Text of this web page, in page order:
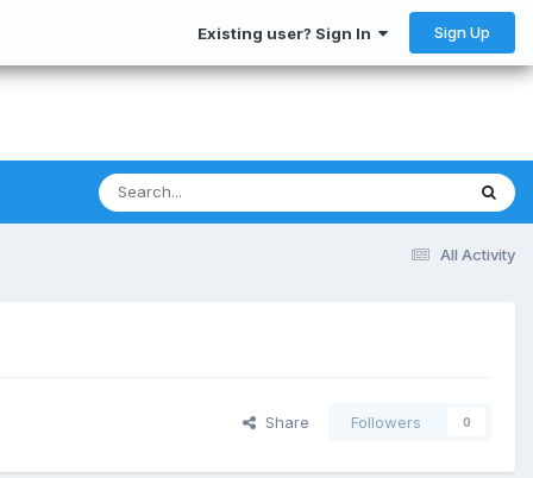
Existing user? Sign In Sign Up
All Activity
Share Followers 0